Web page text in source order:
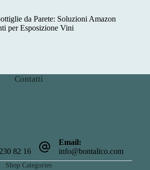
da Parete: Soluzioni Amazon
per Esposizione Vini
Contatti
82 16
Email:
info@bontalico.com
Shop Categories